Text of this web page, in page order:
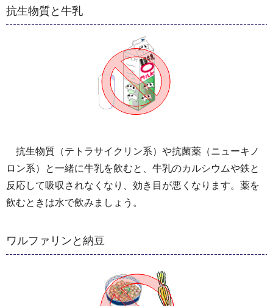
抗生物質と牛乳
抗生物質（テトラサイクリン系）や抗菌薬（ニューキノ
ロン系）と一緒に牛乳を飲むと、牛乳のカルシウムや鉄と
反応して吸収されなくなり、効き目が悪くなります。薬を
飲むときは水で飲みましょう。
ワルファリンと納豆